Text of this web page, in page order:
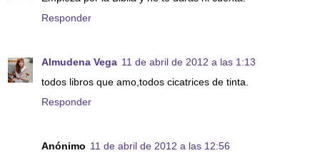
Responder
Almudena Vega 11 de abril de 2012 a las 1:13
todos libros que amo,todos cicatrices de tinta.
Responder
Anónimo 11 de abril de 2012 a las 12:56